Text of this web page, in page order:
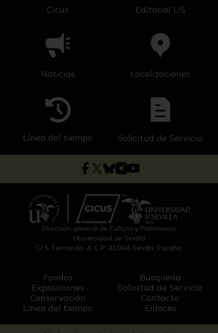
Cicus Editorial US
Noticias Localizaciones
Línea del tiempo Solicitud de Servicio
Dirección general de Cultura y Patrimonio
Universidad de Sevilla
C/ S. Fernando, 4, C.P. 41004-Sevilla, España.
Fondos
Exposiciones
Conservación
Línea del tiempo
Búsqueda
Solicitud de Servicio
Contacto
Enlaces